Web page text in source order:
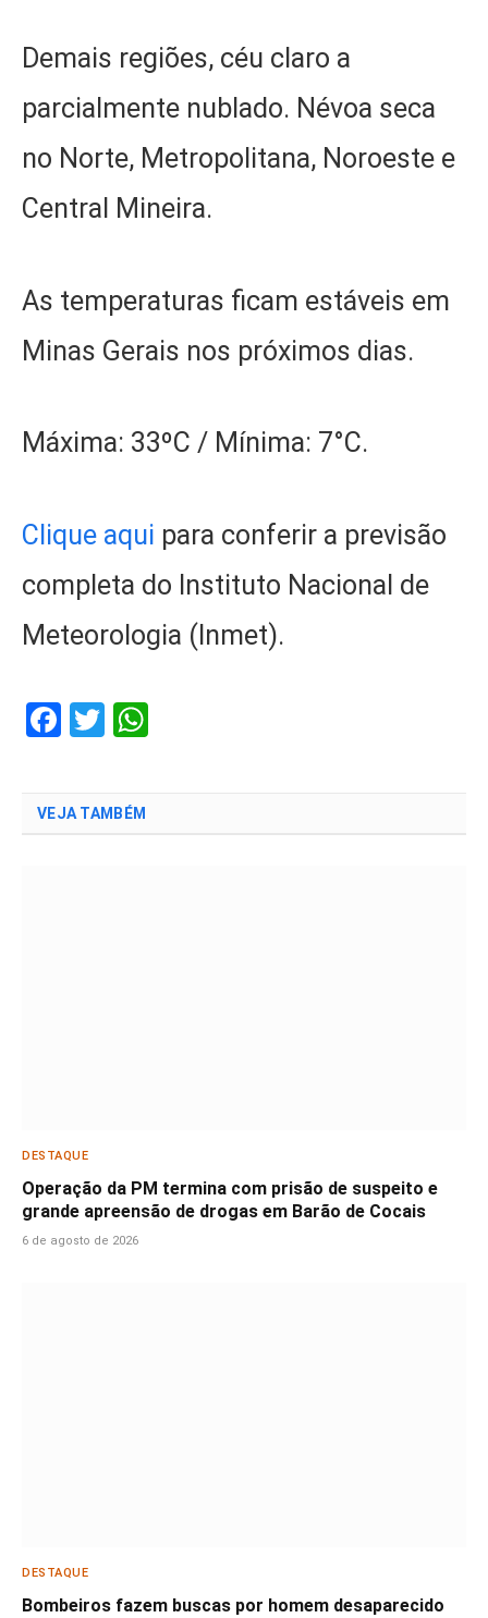
Demais regiões, céu claro a
parcialmente nublado. Névoa seca
no Norte, Metropolitana, Noroeste e
Central Mineira.
As temperaturas ficam estáveis em
Minas Gerais nos próximos dias.
Máxima: 33ºC / Mínima: 7°C.
Clique aqui para conferir a previsão
completa do Instituto Nacional de
Meteorologia (Inmet).
Facebook
Twitter
VEJA TAMBÉM
DESTAQUE
Operação da PM termina com prisão de suspeito e
grande apreensão de drogas em Barão de Cocais
6 de agosto de 2026
DESTAQUE
Bombeiros fazem buscas por homem desaparecido